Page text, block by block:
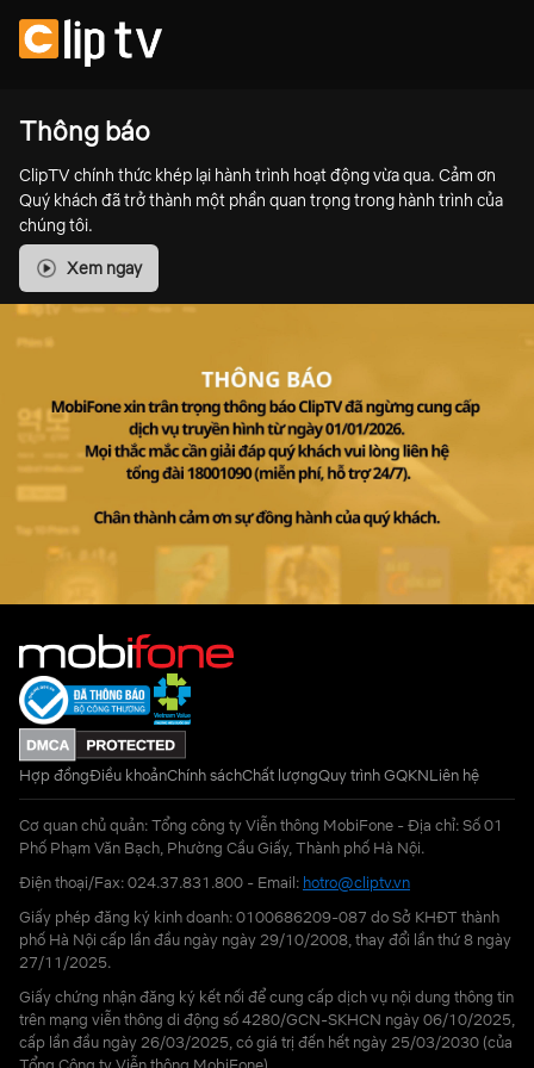
Thông báo
ClipTV chính thức khép lại hành trình hoạt động vừa qua. Cảm ơn
Quý khách đã trở thành một phần quan trọng trong hành trình của
chúng tôi.
Xem ngay
Hợp đồngĐiều khoảnChính sáchChất lượngQuy trình GQKNLiên hệ
Cơ quan chủ quản: Tổng công ty Viễn thông MobiFone - Địa chỉ: Số 01
Phố Phạm Văn Bạch, Phường Cầu Giấy, Thành phố Hà Nội.
Điện thoại/Fax: 024.37.831.800 - Email: hotro@cliptv.vn
Giấy phép đăng ký kinh doanh: 0100686209-087 do Sở KHĐT thành
phố Hà Nội cấp lần đầu ngày ngày 29/10/2008, thay đổi lần thứ 8 ngày
27/11/2025.
Giấy chứng nhận đăng ký kết nối để cung cấp dịch vụ nội dung thông tin
trên mạng viễn thông di động số 4280/GCN-SKHCN ngày 06/10/2025,
cấp lần đầu ngày 26/03/2025, có giá trị đến hết ngày 25/03/2030 (của